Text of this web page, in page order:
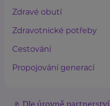
Zdravé obutí
Zdravotnické potřeby
Cestování
Propojování generací